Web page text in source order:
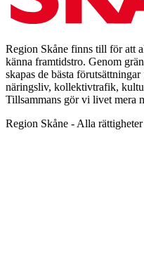
Region Skåne finns till för att
känna framtidstro. Genom
skapas de bästa
näringsliv, kollektivtrafik,
Tillsammans gör vi livet mera
Region Skåne - Alla